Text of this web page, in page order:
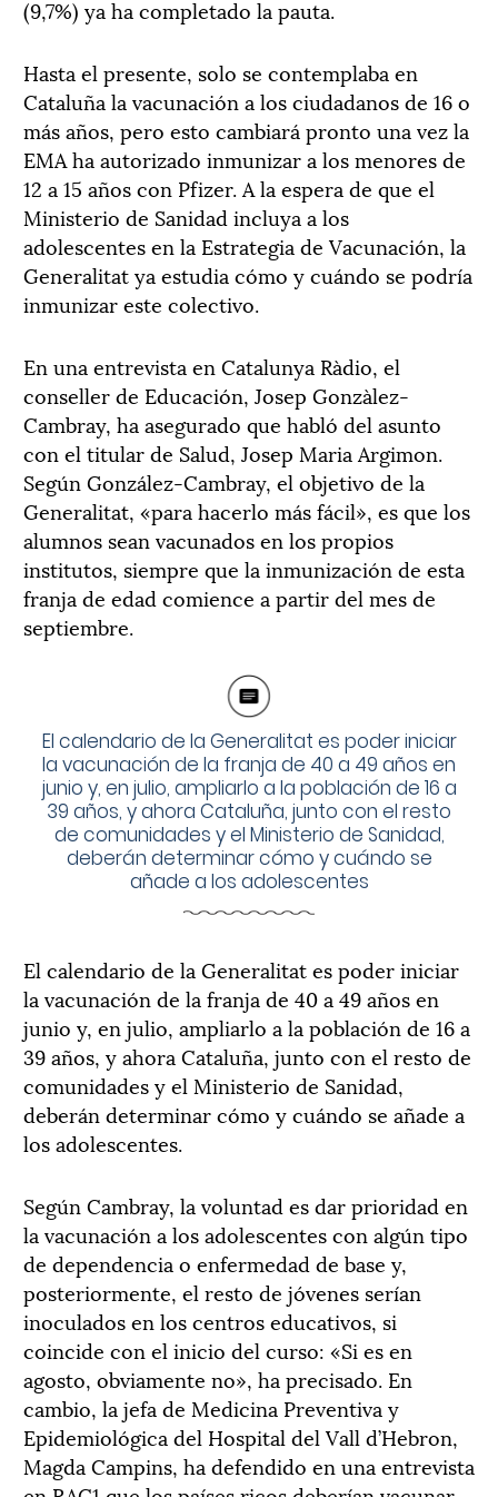
(9,7%) ya ha completado la pauta.
Hasta el presente, solo se contemplaba en
Cataluña la vacunación a los ciudadanos de 16 o
más años, pero esto cambiará pronto una vez la
EMA ha autorizado inmunizar a los menores de
12 a 15 años con Pfizer. A la espera de que el
Ministerio de Sanidad incluya a los
adolescentes en la Estrategia de Vacunación, la
Generalitat ya estudia cómo y cuándo se podría
inmunizar este colectivo.
En una entrevista en Catalunya Ràdio, el
conseller de Educación, Josep Gonzàlez-
Cambray, ha asegurado que habló del asunto
con el titular de Salud, Josep Maria Argimon.
Según González-Cambray, el objetivo de la
Generalitat, «para hacerlo más fácil», es que los
alumnos sean vacunados en los propios
institutos, siempre que la inmunización de esta
franja de edad comience a partir del mes de
septiembre.
El calendario de la Generalitat es poder iniciar
la vacunación de la franja de 40 a 49 años en
junio y, en julio, ampliarlo a la población de 16 a
39 años, y ahora Cataluña, junto con el resto
de comunidades y el Ministerio de Sanidad,
deberán determinar cómo y cuándo se
añade a los adolescentes
El calendario de la Generalitat es poder iniciar
la vacunación de la franja de 40 a 49 años en
junio y, en julio, ampliarlo a la población de 16 a
39 años, y ahora Cataluña, junto con el resto de
comunidades y el Ministerio de Sanidad,
deberán determinar cómo y cuándo se añade a
los adolescentes.
Según Cambray, la voluntad es dar prioridad en
la vacunación a los adolescentes con algún tipo
de dependencia o enfermedad de base y,
posteriormente, el resto de jóvenes serían
inoculados en los centros educativos, si
coincide con el inicio del curso: «Si es en
agosto, obviamente no», ha precisado. En
cambio, la jefa de Medicina Preventiva y
Epidemiológica del Hospital del Vall d’Hebron,
Magda Campins, ha defendido en una entrevista